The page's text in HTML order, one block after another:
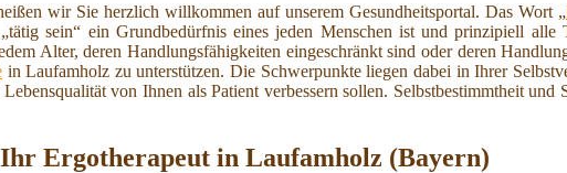
wir Sie herzlich willkommen auf unserem Gesundheitsportal. Das Wort „
„tätig sein“ ein Grundbedürfnis eines jeden Menschen ist und prinzipiell
Alter, deren Handlungsfähigkeiten eingeschränkt sind oder deren
in Laufamholz zu unterstützen. Die Schwerpunkte liegen dabei in Ihrer
von Ihnen als Patient verbessern sollen. Selbstbestimmtheit
Ergotherapeut in Laufamholz (Bayern)